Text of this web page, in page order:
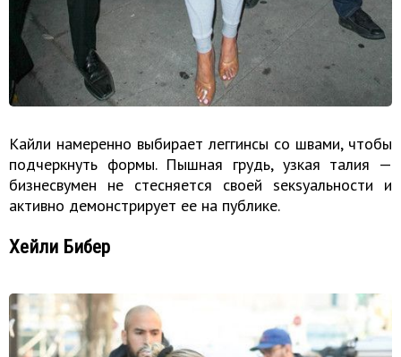
Кайли намеренно выбирает леггинсы со швами, чтобы
подчеркнуть формы. Пышная грудь, узкая талия —
бизнесвумен не стесняется своей sекsуальности и
активно демонстрирует ее на публике.
Хейли Бибер